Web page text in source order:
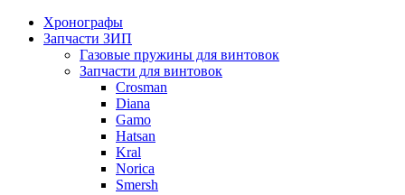
Хронографы
Запчасти ЗИП
Газовые пружины для винтовок
Запчасти для винтовок
Crosman
Diana
Gamo
Hatsan
Kral
Norica
Smersh